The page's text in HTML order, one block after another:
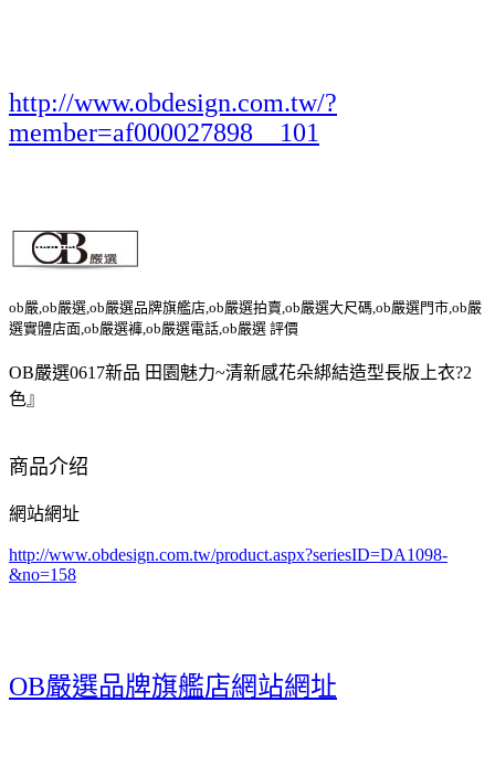
http://www.obdesign.com.tw/?
member=af000027898__101
ob嚴,ob嚴選,ob嚴選品牌旗艦店,ob嚴選拍賣,ob嚴選大尺碼,ob嚴選門市,ob嚴
選實體店面,ob嚴選褲,ob嚴選電話,ob嚴選 評價
OB嚴選0617新品 田園魅力~清新感花朵綁結造型長版上衣?2
色』
商品介绍
網站網址
http://www.obdesign.com.tw/product.aspx?seriesID=DA1098-
&no=158
OB嚴選品牌旗艦店網站網址